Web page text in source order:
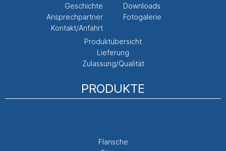
Geschichte
Ansprechpartner
Kontakt/Anfahrt
Downloads
Fotogalerie
Produktübersicht
Lieferung
Zulassung/Qualität
PRODUKTE
Flansche